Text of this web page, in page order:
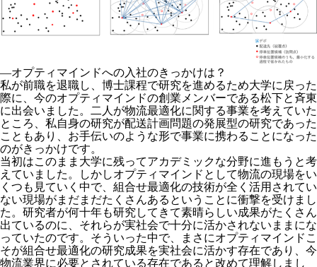
―オプティマインドへの入社のきっかけは？
私が前職を退職し、博士課程で研究を進めるため大学に戻った
際に、今のオプティマインドの創業メンバーである松下と斉東
に出会いました。二人が物流最適化に関する事業を考えていた
ところ、私自身の研究が配送計画問題の発展型の研究であった
こともあり、お手伝いのような形で事業に携わることになった
のがきっかけです。
当初はこのまま大学に残ってアカデミックな分野に進もうと考
えていました。しかしオプティマインドとして物流の現場をい
くつも見ていく中で、組合せ最適化の技術が全く活用されてい
ない現場がまだまだたくさんあるということに衝撃を受けまし
た。研究者が何十年も研究してきて素晴らしい成果がたくさん
出ているのに、それらが実社会で十分に活かされないままにな
っていたのです。そういった中で、まさにオプティマインドこ
そが組合せ最適化の研究成果を実社会に活かす存在であり、今
物流業界に必要とされている存在であると改めて理解しまし